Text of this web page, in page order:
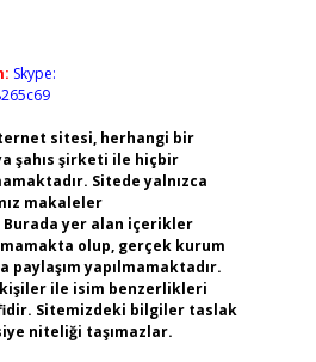
Skype:
sitesi, herhangi bir
şahıs şirketi ile hiçbir
Sitede yalnızca
makaleler
Burada yer alan içerikler
olup, gerçek kurum
paylaşım yapılmamaktadır.
ile isim benzerlikleri
Sitemizdeki bilgiler taslak
niteliği taşımazlar.